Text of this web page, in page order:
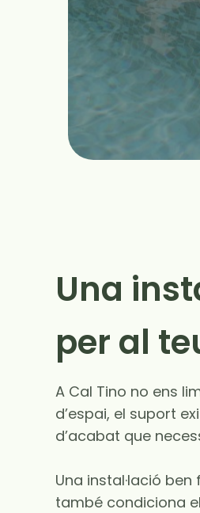
Una
per al
A Cal Tino no ens
d’espai, el suport
d’acabat que
Una instal·lació
també condiciona